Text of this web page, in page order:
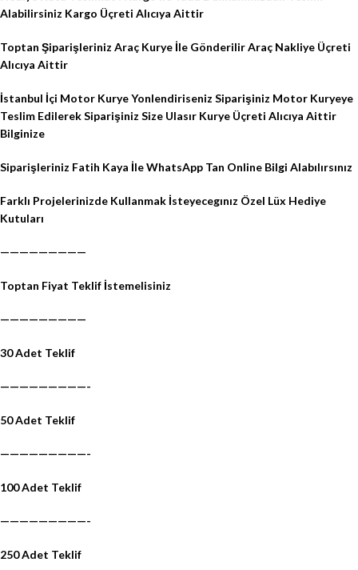
Alabilirsiniz Kargo Üçreti Alıcıya Aittir
Toptan Şiparişleriniz Araç Kurye İle Gönderilir Araç Nakliye Üçreti
Alıcıya Aittir
İstanbul İçi Motor Kurye Yonlendiriseniz Siparişiniz Motor Kuryeye
Teslim Edilerek Siparişiniz Size Ulasır Kurye Üçreti Alıcıya Aittir
Bilginize
Siparişleriniz Fatih Kaya İle WhatsApp Tan Online Bilgi Alabılırsınız
Farklı Projelerinizde Kullanmak İsteyecegınız Özel Lüx Hediye
Kutuları
—————————
Toptan Fiyat Teklif İstemelisiniz
—————————
30 Adet Teklif
—————————-
50 Adet Teklif
—————————-
100 Adet Teklif
—————————-
250 Adet Teklif